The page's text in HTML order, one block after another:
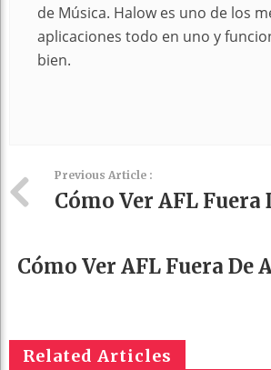
de Música. Halow es uno de los
aplicaciones todo en uno y
bien.
Previous Article :
Cómo Ver AFL
Cómo Ver AFL Fuera De
Related Articles